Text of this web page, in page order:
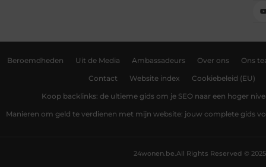
Beroemdheden Uit de Media Ambassadeurs Over ons Ons
Contact Website index Cookiebeleid (EU)
Koop backlinks: de ultieme gids om je SEO naar een hoger
Manieren om geld te verdienen met mijn website: jouw complete gids
All Rights Reserved © 2025
24wonen.be.